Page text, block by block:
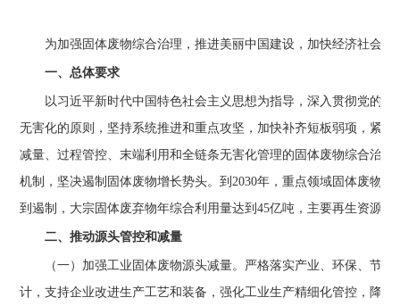
为加强固体废物综合治理，推进美丽中国建设，加快经济社会
一、总体要求
以习近平新时代中国特色社会主义思想为指导，深入贯彻党的
无害化的原则，坚持系统推进和重点攻坚，加快补齐短板弱项，紧
减量、过程管控、末端利用和全链条无害化管理的固体废物综合治
机制，坚决遏制固体废物增长势头。到2030年，重点领域固体废物
到遏制，大宗固体废弃物年综合利用量达到45亿吨，主要再生资源
二、推动源头管控和减量
（一）加强工业固体废物源头减量。 严格落实产业、环保、节
计，支持企业改进生产工艺和装备，强化工业生产精细化管控，降